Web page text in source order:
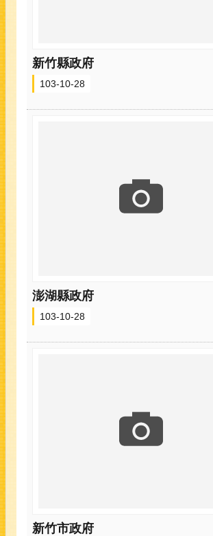
新竹縣政府
103-10-28
澎湖縣政府
103-10-28
新竹市政府